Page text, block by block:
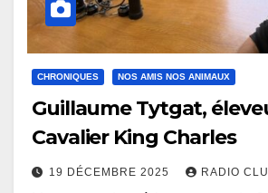
CHRONIQUES NOS AMIS NOS ANIMAUX
Guillaume Tytgat,
Cavalier King Charles
19 DÉCEMBRE 2025 RADIO